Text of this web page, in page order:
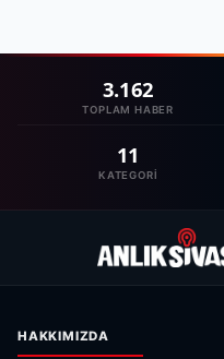
3.162
TOPLAM HABER
11
KATEGORI
HAKKIMIZDA